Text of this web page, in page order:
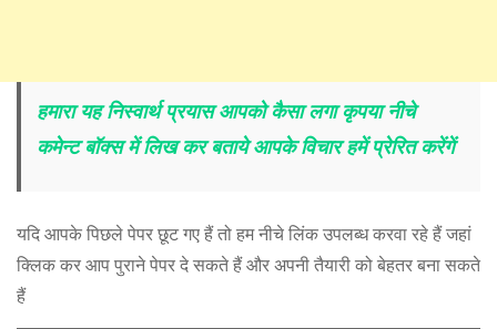
हमारा यह निस्वार्थ प्रयास आपको कैसा लगा कृपया नीचे
कमेन्ट बॉक्स में लिख कर बताये आपके विचार हमें प्रेरित करेंगें
यदि आपके पिछले पेपर छूट गए हैं तो हम नीचे लिंक उपलब्ध करवा रहे हैं जहां
क्लिक कर आप पुराने पेपर दे सकते हैं और अपनी तैयारी को बेहतर बना सकते
हैं